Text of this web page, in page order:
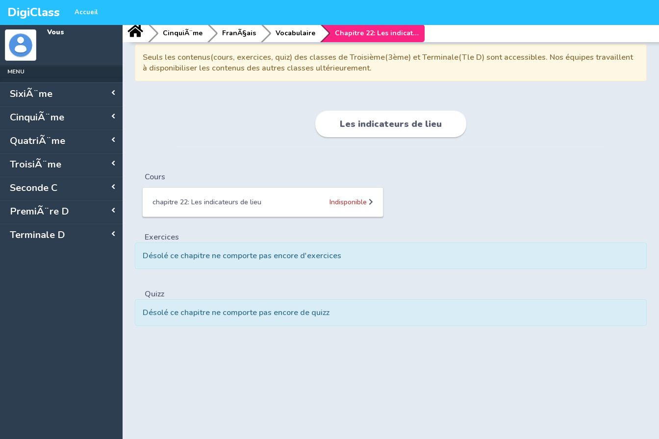
DigiClass Accueil
Vous
MENU
SixiÃ¨me
CinquiÃ¨me
QuatriÃ¨me
TroisiÃ¨me
Seconde C
PremiÃ¨re D
Terminale D
CinquiÃ¨me FranÃ§ais Vocabulaire Chapitre 22: Les indicateurs de lieu
Seuls les contenus(cours, exercices, quiz) des classes de Troisième(3ème) et Terminale(Tle D) sont accessibles. Nos équipes travaillent
à disponibiliser les contenus des autres classes ultérieurement.
Les indicateurs de lieu
Cours
chapitre 22: Les indicateurs de lieu Indisponible
Exercices
Désolé ce chapitre ne comporte pas encore d'exercices
Quizz
Désolé ce chapitre ne comporte pas encore de quizz